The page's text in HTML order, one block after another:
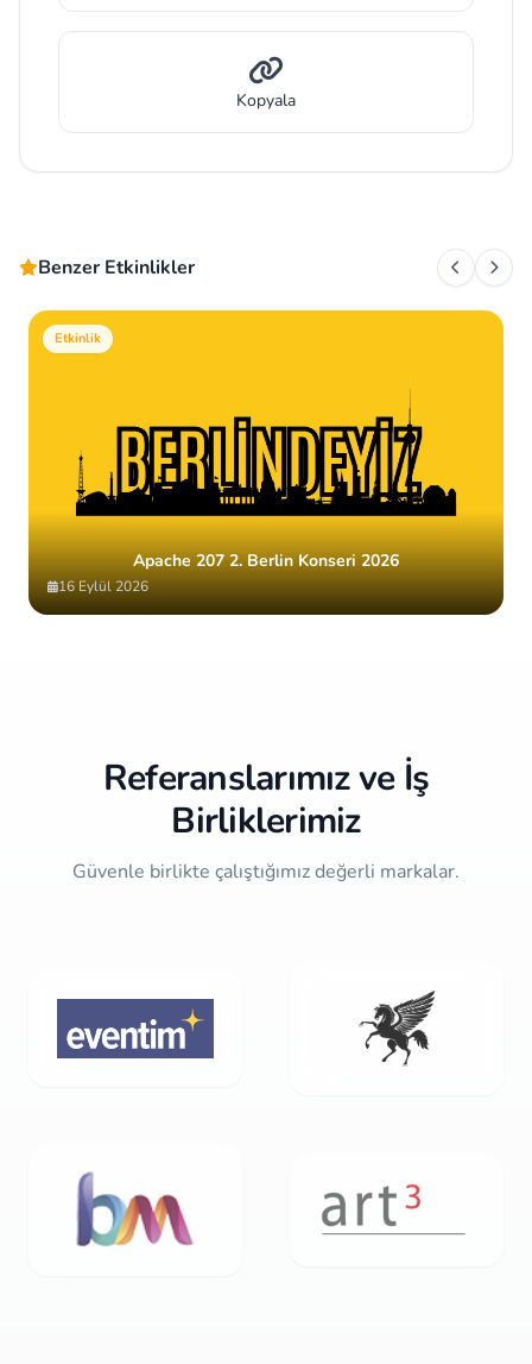
Kopyala
Benzer Etkinlikler
Etkinlik
Apache 207 2. Berlin Konseri 2026
16 Eylül 2026
Referanslarımız ve İş
Birliklerimiz
Güvenle birlikte çalıştığımız değerli markalar.